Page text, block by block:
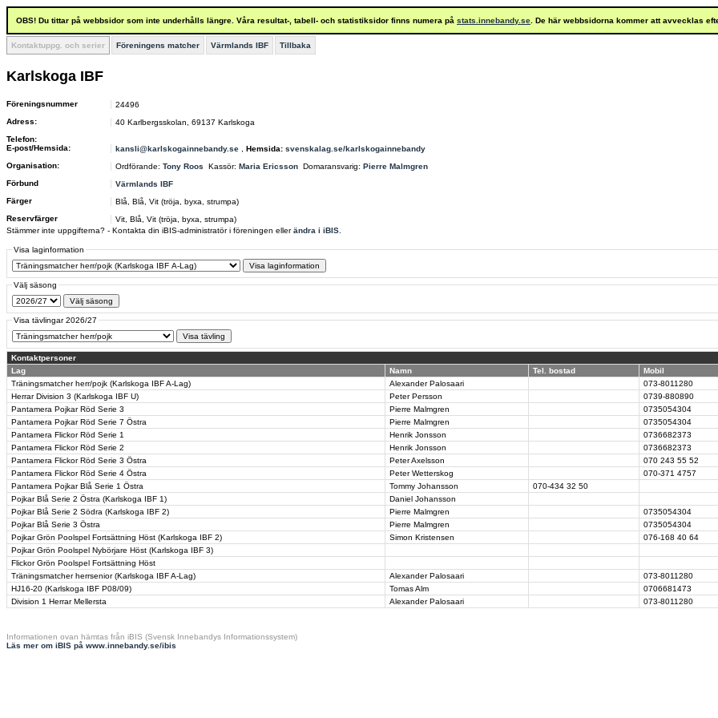
OBS! Du tittar på webbsidor som inte underhålls längre. Våra resultat-, tabell- och statistiksidor finns numera på stats.innebandy.se . De här webbsidorna kommer att avvecklas
Kontaktuppg. och serier Föreningens matcher Värmlands IBF Tillbaka
Karlskoga IBF
Föreningsnummer
24496
Adress:
40 Karlbergsskolan, 69137 Karlskoga
Telefon:
E-post/Hemsida:
kansli@karlskogainnebandy.se Hemsida: svenskalag.se/karlskogainnebandy
Organisation:
Ordförande: Tony Roos Kassör: Maria Ericsson Domaransvarig: Pierre Malmgren
Förbund
Värmlands IBF
Färger
Blå, Blå, Vit (tröja, byxa, strumpa)
Reservfärger
Vit, Blå, Vit (tröja, byxa, strumpa)
Stämmer inte uppgifterna? - Kontakta din iBIS-administratör i föreningen ellerändra i iBIS
Visa laginformation
Välj säsong
Visa tävlingar 2026/27
Kontaktpersoner
Lag
Namn Tel. bostad
Mobil
Träningsmatcher herr/pojk (Karlskoga IBF A-Lag)
Alexander Palosaari
073-8011280
Herrar Division 3 (Karlskoga IBF U)
Peter Persson
0739-880890
Pantamera Pojkar Röd Serie 3
Pierre Malmgren
0735054304
Pantamera Pojkar Röd Serie 7 Östra
Pierre Malmgren
0735054304
Pantamera Flickor Röd Serie 1
Henrik Jonsson
0736682373
Pantamera Flickor Röd Serie 2
Henrik Jonsson
0736682373
Pantamera Flickor Röd Serie 3 Östra
Peter Axelsson
070 243 55 52
Pantamera Flickor Röd Serie 4 Östra
Peter Wetterskog
070-371 4757
Pantamera Pojkar Blå Serie 1 Östra
Tommy Johansson
070-434 32 50
Pojkar Blå Serie 2 Östra (Karlskoga IBF 1)
Daniel Johansson
Pojkar Blå Serie 2 Södra (Karlskoga IBF 2)
Pierre Malmgren
0735054304
Pojkar Blå Serie 3 Östra
Pierre Malmgren
0735054304
Pojkar Grön Poolspel Fortsättning Höst (Karlskoga IBF 2)
Simon Kristensen
076-168 40 64
Pojkar Grön Poolspel Nybörjare Höst (Karlskoga IBF 3)
Flickor Grön Poolspel Fortsättning Höst
Träningsmatcher herrsenior (Karlskoga IBF A-Lag)
Alexander Palosaari
073-8011280
HJ16-20 (Karlskoga IBF P08/09)
Tomas Alm
0706681473
Division 1 Herrar Mellersta
Alexander Palosaari 073-8011280
Informationen ovan hämtas från iBIS (Svensk Innebandys Informationssystem)
Läs mer om iBIS på www.innebandy.se/ibis